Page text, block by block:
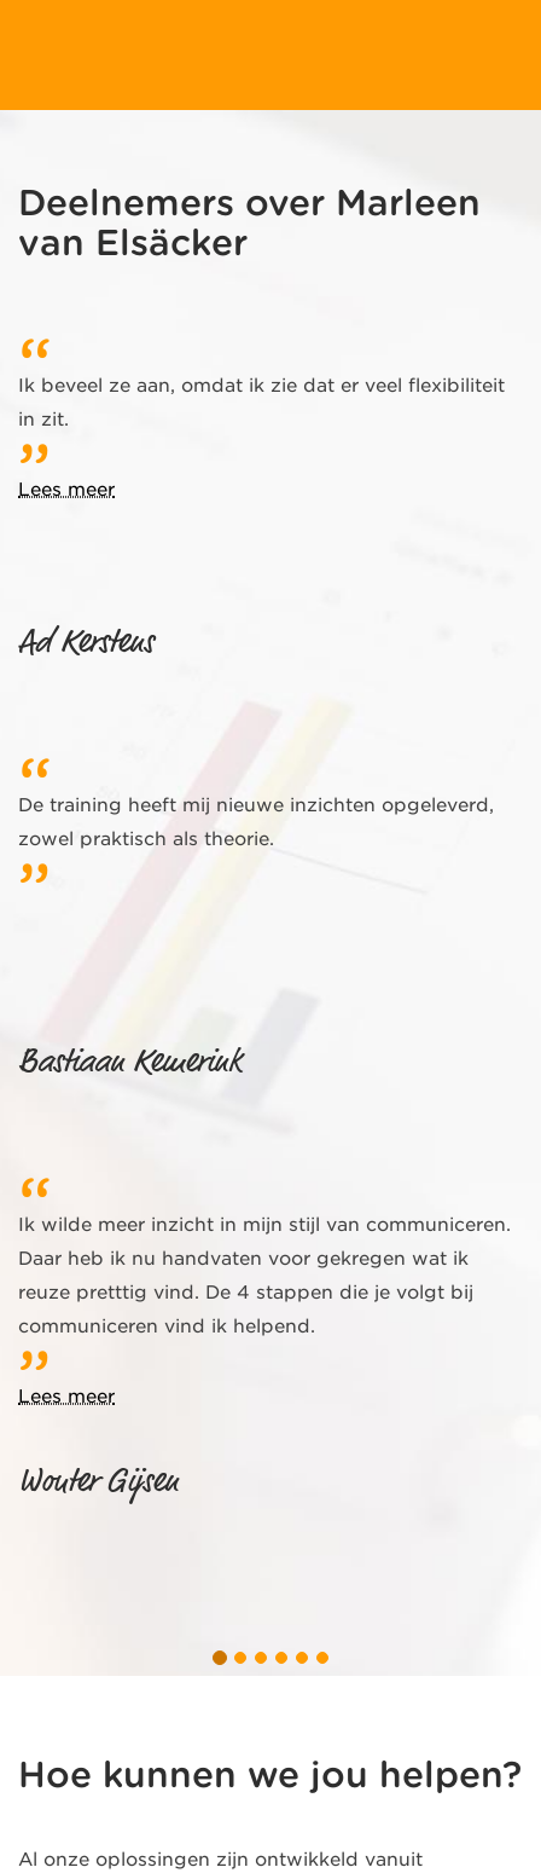
Deelnemers over Marleen
van Elsäcker
Ik beveel ze aan, omdat ik zie dat er veel flexibiliteit
in zit.
Lees meer
Ad Kerstens
De training heeft mij nieuwe inzichten opgeleverd,
zowel praktisch als theorie.
Bastiaan Kemerink
Ik wilde meer inzicht in mijn stijl van communiceren.
Daar heb ik nu handvaten voor gekregen wat ik
reuze pretttig vind. De 4 stappen die je volgt bij
communiceren vind ik helpend.
Lees meer
Wouter Gijsen
Hoe kunnen we jou helpen?
Al onze oplossingen zijn ontwikkeld vanuit